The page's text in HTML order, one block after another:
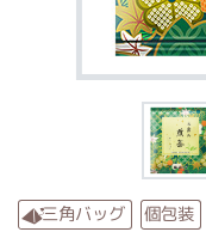
三角バッグ 個包装